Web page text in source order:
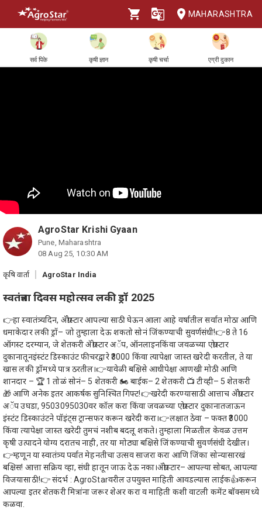
MAHARASHTRA
सर्व पिके कृषी ज्ञान कृषी चर्चा एग्री दुकान
AgroStar Krishi Gyaan
Pune, Maharashtra
08 Aug 25, 10:30 AM
कृषि वार्ता AgroStar India
स्वतंत्रता दिवस महोत्सव लकी ड्रॉ 2025
👉हा स्वातंत्र्यदिन, ॲग्रोस्टार आपल्या साठी घेऊन आला आहे वर्षातील सर्वात मोठा आणि
धमाकेदार लकी ड्रॉ– जो तुम्हाला देऊ शकतो सोनं जिंकण्याची सुवर्णसंधी!👉8 ते 16
ऑगस्ट दरम्यान, जे शेतकरी ॲग्रोस्टार अॅप, ऑनलाइनकिंवा जवळच्या एग्रोस्टार
दुकानातूनइंस्टंट डिस्काउंट फीचरद्वारे ₹3000 किंवा त्यापेक्षा जास्त खरेदी करतील, ते या
खास लकी ड्रॉमध्ये पात्र ठरतील।👉यावेळी बक्षिसे आधीपेक्षा आणखी मोठी आणि
शानदार – 🏆 1 तोळं सोनं– 5 शेतकरी 🏍️ बाईक– 2 शेतकरी 📺 टीव्ही– 5 शेतकरी
🎁 आणि अनेक इतर आकर्षक सुनिश्चित गिफ्ट!👉खरेदी करण्यासाठी आत्ताच ॲग्रोस्टार
अॅप उघडा, 9503095030वर कॉल करा किंवा जवळच्या एग्रोस्टार दुकानातजाऊन
इंस्टंट डिस्काउंटने पॉइंट्स ट्रान्सफर करून खरेदी करा।👉लक्षात ठेवा – फक्त ₹3000
किंवा त्यापेक्षा जास्त खरेदी तुमचं नशीब बदलू शकते। तुम्हाला मिळतील केवळ उत्तम
कृषी उत्पादने योग्य दरातच नाही, तर या मोठ्या बक्षिसे जिंकण्याची सुवर्णसंधी देखील।
👉म्हणून या स्वातंत्र्य पर्वात मेहनतीचा उत्सव साजरा करा आणि जिंका सोन्यासारखं
बक्षिस! आत्ता सक्रिय व्हा, संधी हातून जाऊ देऊ नका।ॲग्रोस्टार– आपल्या सोबत, आपल्या
विजयासाठी!👉 संदर्भ : AgroStarवरील उपयुक्त माहिती आवडल्यास लाईक👍करून
आपल्या इतर शेतकरी मित्रांना जरूर शेअर करा व माहिती कशी वाटली कमेंट बॉक्समध्ये
कळवा.